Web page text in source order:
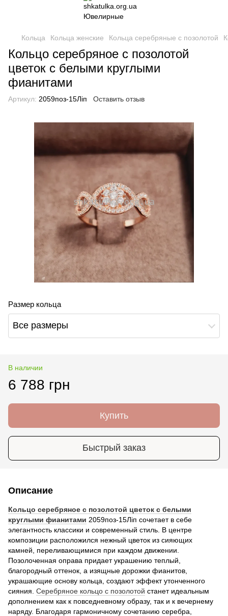
Кольца Кольца женские Кольца серебряные с позолотой
Кольцо серебряное с позолотой
цветок с белыми круглыми
фианитами
Артикул: 2059поз-15Ліп Оставить отзыв
Размер кольца
Все размеры
В наличии
6 788 грн
Купить
Быстрый заказ
Описание
Кольцо серебряное с позолотой цветок с белыми
круглыми фианитами 2059поз-15Ліп сочетает в себе
элегантность классики и современный стиль. В центре
композиции расположился нежный цветок из сияющих
камней, переливающимися при каждом движении.
Позолоченная оправа придает украшению теплый,
благородный оттенок, а изящные дорожки фианитов,
украшающие основу кольца, создают эффект утонченного
сияния. Серебряное кольцо с позолотой станет идеальным
дополнением как к повседневному образу, так и к вечернему
наряду. Благодаря гармоничному сочетанию серебра,